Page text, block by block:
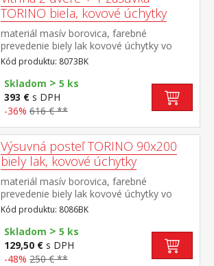
TORINO biela, kovové úchytky
materiál masív borovica, farebné
prevedenie biely lak kovové úchytky vo
farebnom prevedení černená mosadz dvoje
čiastočne presklené dvere, tri police jedna
zásuvka s kovovými pojazdmi
Kód produktu: 8073BK
Skladom > 5 ks
393 € s DPH
-36% 616 € **
Výsuvná posteľ TORINO 90x200
biely lak, kovové úchytky
materiál masív borovica, farebné
prevedenie biely lak kovové úchytky vo
farebnom prevedení černená
mosadz výsuvná na kolieskach, cena bez
matraca maximálna odporúčaná výška
matraca 14 cm odporúčaný rozmer
matraca 90 × 200 cm vhodná ako výsuvná
Kód produktu: 8086BK
Skladom > 5 ks
129,50 € s DPH
-48% 250 € **